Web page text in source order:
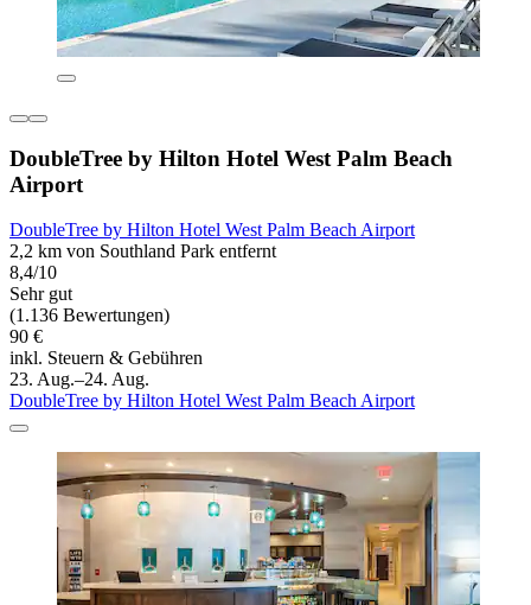
DoubleTree by Hilton Hotel West Palm Beach
Airport
DoubleTree by Hilton Hotel West Palm Beach Airport
2,2 km von Southland Park entfernt
8,4/10
Sehr gut
(1.136 Bewertungen)
90 €
inkl. Steuern & Gebühren
23. Aug.–24. Aug.
DoubleTree by Hilton Hotel West Palm Beach Airport